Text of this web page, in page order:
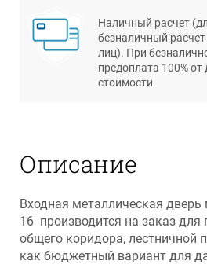
Наличный расчет
безналичный
лиц). При
предоплата 100% от
стоимости.
Описание
Входная металлическая дверь
16 производится на заказ для
общего коридора, лестничной
как бюджетный вариант для